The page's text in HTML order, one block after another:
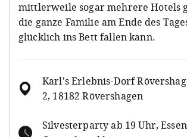
mittlerweile sogar mehrere Hotels
die ganze Familie am Ende des
glücklich ins Bett fallen kann.
Karl's Erlebnis-Dorf
2, 18182 Rövershagen
Silvesterparty ab 19 Uhr,